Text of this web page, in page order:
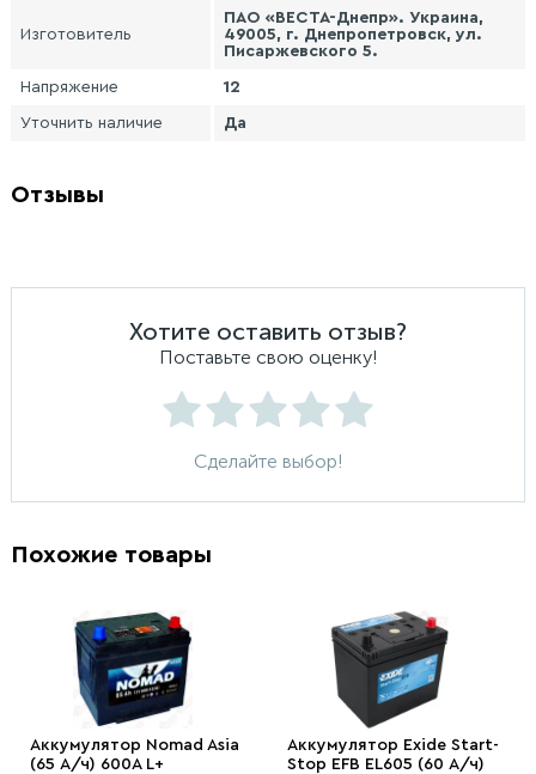
Изготовитель
ПАО «ВЕСТА-Днепр». Украина,
49005, г. Днепропетровск, ул.
Писаржевского 5.
Напряжение 12
Уточнить наличие Да
Отзывы
Хотите оставить отзыв?
Поставьте свою оценку!
Сделайте выбор!
Похожие товары
Аккумулятор Nomad Asia
(65 А/ч) 600A L+
Аккумулятор Exide Start-
Stop EFB EL605 (60 А/ч)